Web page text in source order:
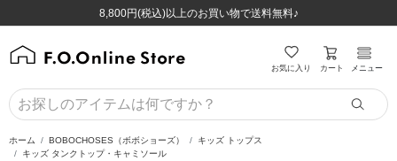
8,800円(税込)以上のお買い物で送料無料♪
ほぼ全品半額！！8/12(水)お昼12:59まで！！
8,800円(税込)以上のお買い物で送料無料♪
ほぼ全品半額！！8/12(水)お昼12:59まで！！
お気に入り カート メニュー
ホーム BOBOCHOSES（ボボショーズ）
キッズ トップス
キッズ タンクトップ・キャミソール